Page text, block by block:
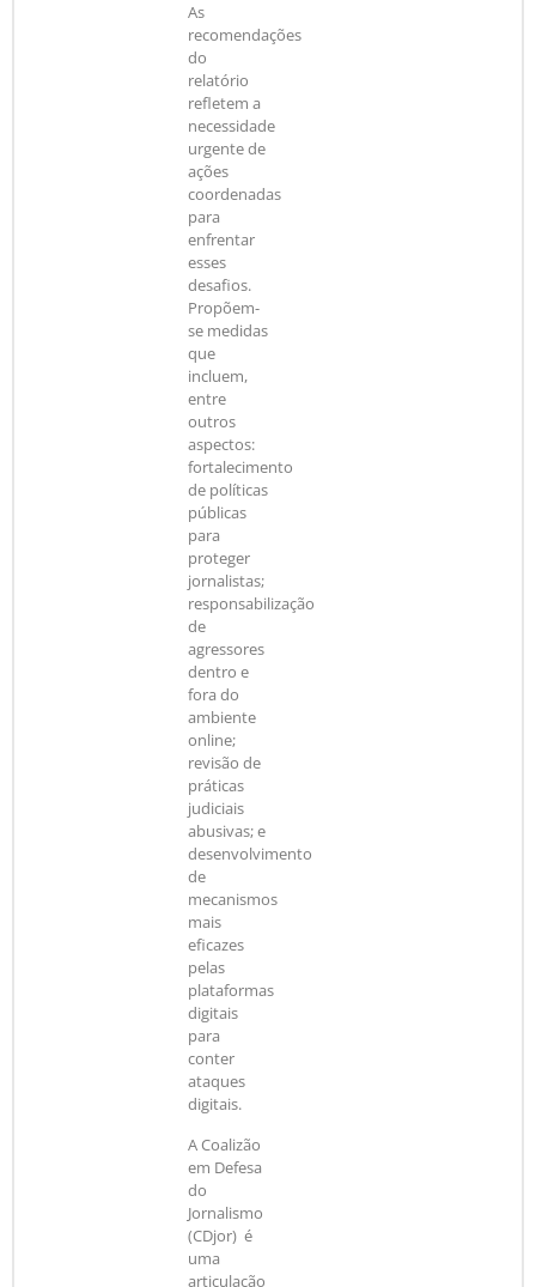
As
recomendações
do
relatório
refletem a
necessidade
urgente de
ações
coordenadas
para
enfrentar
esses
desafios.
Propõem-
se medidas
que
incluem,
entre
outros
aspectos:
fortalecimento
de políticas
públicas
para
proteger
jornalistas;
responsabilização
de
agressores
dentro e
fora do
ambiente
online;
revisão de
práticas
judiciais
abusivas; e
desenvolvimento
de
mecanismos
mais
eficazes
pelas
plataformas
digitais
para
conter
ataques
digitais.
A Coalizão
em Defesa
do
Jornalismo
(CDjor) é
uma
articulação